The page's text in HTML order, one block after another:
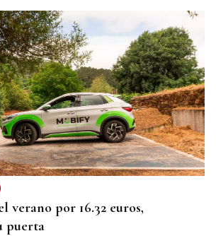
verano por 16.32 euros,
puerta